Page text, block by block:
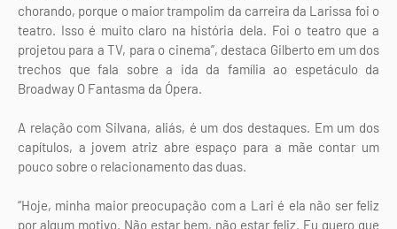
chorando, porque o maior trampolim da carreira da Larissa foi o
teatro. Isso é muito claro na história dela. Foi o teatro que a
projetou para a TV, para o cinema”, destaca Gilberto em um dos
trechos que fala sobre a ida da família ao espetáculo da
Broadway O Fantasma da Ópera.
A relação com Silvana, aliás, é um dos destaques. Em um dos
capítulos, a jovem atriz abre espaço para a mãe contar um
pouco sobre o relacionamento das duas.
“Hoje, minha maior preocupação com a Lari é ela não ser feliz
por algum motivo. Não estar bem, não estar feliz. Eu quero que